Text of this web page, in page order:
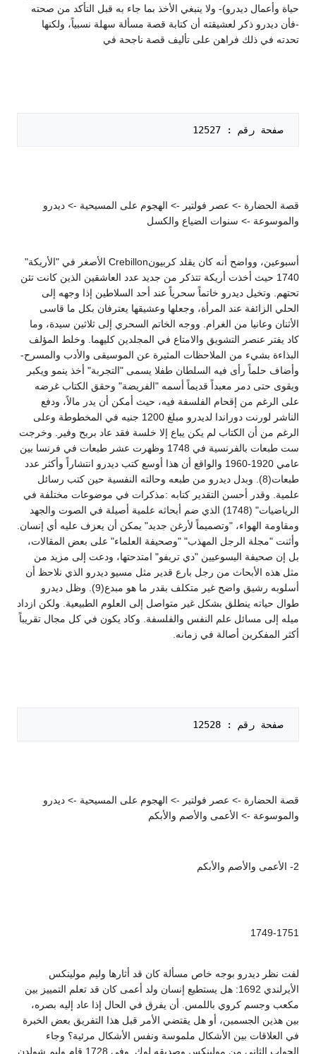
حياة وأعمال ديدرو)- ولا ينبغي الأخذ بما جاء به قبل التأكد من صحته
-فأن ديدرو ذكر لعشيقته أن كتابة قصة مسألة سهلة نسبياً، ولكنها
تحدته في ذلك فراهن على تأليف قصة ناجحة في
صفحة رقم : 12527
قصة الحضارة -> عصر فولتير -> الهجوم على المسيحية -> ديدرو
والموسوعة -> سنوات الضياع والكسل
أسبوعين، وواضح أنه كان يقلد كربيونCrebillon الأصغر في "الأريكة"
1740 حيث أخذت أريكة تتذكر من جديد عدد العاشقين الذين كانت تئن
تحتهم. وتخيل ديدرو خاتماً سحرياً عند أحد السلاطين إذا وجهه إلى
الحلي الزائفة عند المرأة، وجعلها وعشيقها يعترفان بكل ما قاسى
الأثنان وعانيا من الغرام. ووجه الخاتم السحري إلى ثلاثين سيدة، وما
كاد يفتر عنصر التشويق والامتاع في المجلدين كليهما. وخلط المؤلف
البذاءة بشيء من الملاحظات المثيرة عن الموسيقى والأدب والمسرح-
وأضاف حلماً رأى فيه السلطان طفلا يسمى "التجربة" أخذ ينمو ويكبر
ويقوى حتى دمر معبداً قديماً أسمه "الفريضة" وحقق الكتاب غرضه
على الرغم من إقحام الفلسفة فيه، حيث أمكن أن يدر مالاً، ودفع
الناشر لورنت دوراندا لديدرو مبلغ 1200 جنيه في المخطوطة وعلى
الرغم من أن الكتاب لم يكن يباع إلا خلسة فقد عاد بربح وفير. وخرجت
ست طبعات بالفرنسية في 1748 وظهرت عشر طبعات في فرنسا بين
عامي 1920-1960 والواقع أن هذا أوسع كتب ديدرو انتشاراً وأكثر عدد
طبعات(8). وبدل ديدرو من طبعه وحالته النفسية حين كتب رسائل
علمية. وقدر أحسن التقدير كتابه :مذكرات في موضوعات مختلفة في
الرياضيات" (1748) الذي ضم أبحاثه علمية أصيلة في الصوت والجهد
ومقاومة الهواء، "وتصميماً لأرغن جديد" يمكن أن يعزف عليه أي إنسان.
وأثنت "مجلة الرجل المهذب" "وصحيفة العلماء" على بعض المقالات،
بل إن صحيفة اليسوعيين "دي تريفو" امتدحتها، ودعت إلى مزيد من
مثل هذه الأبحاث من رجل بارع قدير مثل مسيو ديدرو الذي نلاحظ أن
أسلوبه رشيق واضح غير متكلف بقدر ما هو مبدع(9). وظل ديدرو
طوال حياته ينطلق بشكل غير متواصل إلى العلوم الطبيعية. ولكن ازداد
ميله إلى مسائل علم النفس والفلسفة. وكاد يكون في كل مجال تقريباً
أكثر المفكرين أصالة في زمانه.
صفحة رقم : 12528
قصة الحضارة -> عصر فولتير -> الهجوم على المسيحية -> ديدرو
والموسوعة -> الأعمى والأصم والأبكم
2- الأعمى والأصم والأبكم
1749-1751
لفت نظر ديدرو بوجه خاص مسألة كان قد أثارها وليم مولينكس
الأيرلندي 1692: هل يستطيع إنسان ولد أعمى كان قد تعلم التمييز بين
مكعب وجسم كروي باللمس. أن يفرق في الحال إذا عاد إليه بصره،
بين هذين الجسمين، أو هل يقتضي الأمر قبل هذا التفريق بعض الخبرة
في العلاقات بين الأشكال ملموسة ونفس الأشكال مرئية؟ وجاء
الجواب الثاني من مولينكس وصديقه لوك. وفي 1728 قام وليم شولدن